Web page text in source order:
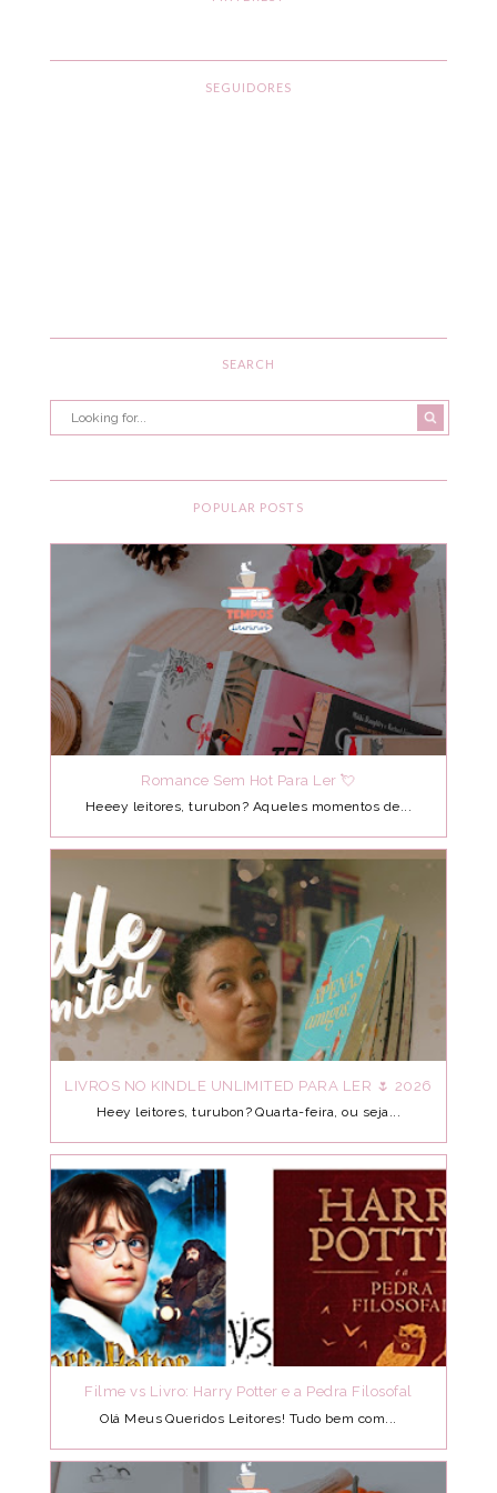
SEGUIDORES
SEARCH
POPULAR POSTS
Romance Sem Hot Para Ler 💘
Heeey leitores, turubon? Aqueles momentos de...
LIVROS NO KINDLE UNLIMITED PARA LER 🌷 2026
Heey leitores, turubon? Quarta-feira, ou seja...
Filme vs Livro: Harry Potter e a Pedra Filosofal
Olá Meus Queridos Leitores! Tudo bem com...